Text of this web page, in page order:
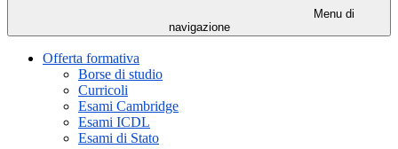
Menu di
navigazione
Offerta formativa
Borse di studio
Curricoli
Esami Cambridge
Esami ICDL
Esami di Stato